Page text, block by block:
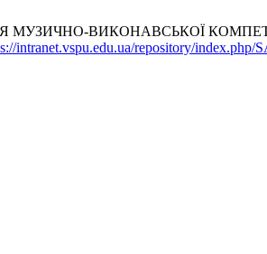
МУЗИЧНО-ВИКОНАВСЬКОЇ
intranet.vspu.edu.ua/repository/index.php/